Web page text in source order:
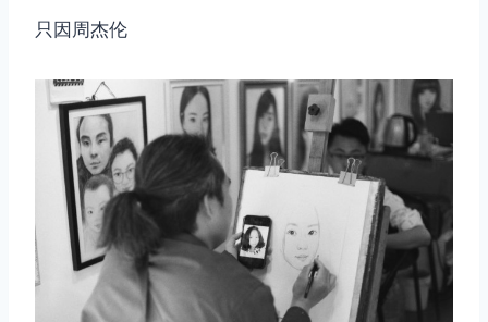
只因周杰伦